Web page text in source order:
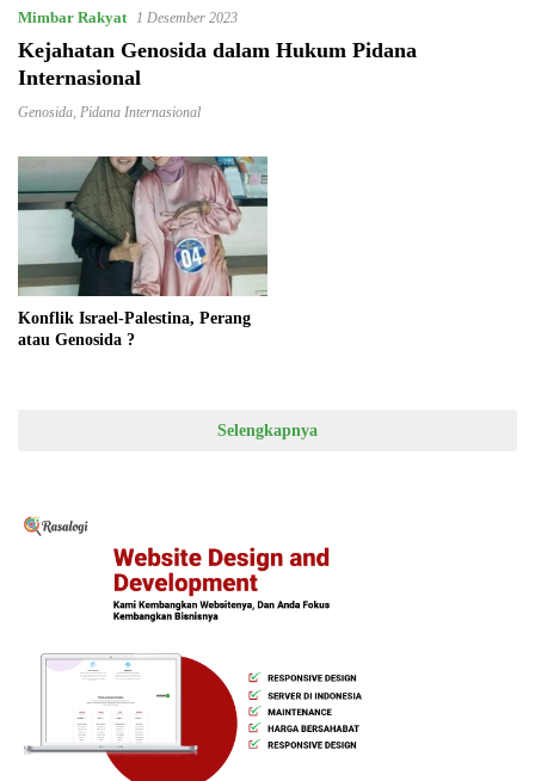
Mimbar Rakyat 1 Desember 2023
Kejahatan Genosida dalam Hukum Pidana
Internasional
Genosida Pidana Internasional
Konflik Israel-Palestina, Perang
atau Genosida ?
Selengkapnya